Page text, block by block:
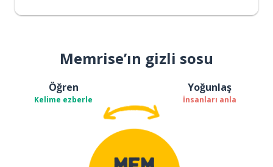
Memrise’ın gizli sosu
Öğren
Kelime ezberle
Yoğunlaş
İnsanları anla